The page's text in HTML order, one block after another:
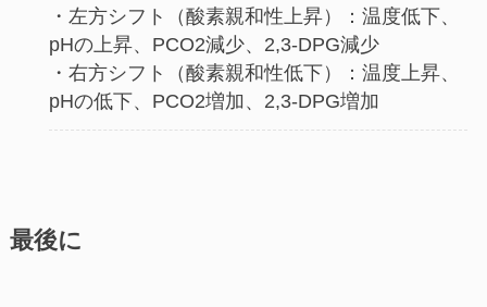
・左方シフト（酸素親和性上昇）：温度低下、
pHの上昇、PCO2減少、2,3-DPG減少
・右方シフト（酸素親和性低下）：温度上昇、
pHの低下、PCO2増加、2,3-DPG増加
最後に